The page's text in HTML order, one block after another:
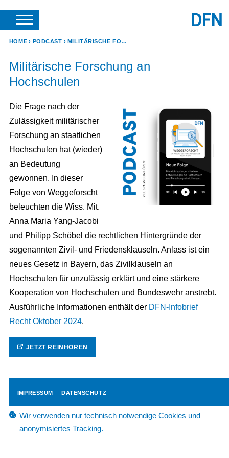
SUCHE ANFRAGEN & KONTAKT
HOME PODCAST MILITÄRISCHE FORSCHUNG AN HOCHSCHULEN
Militärische Forschung an
Hochschulen
Die Frage nach der
Zulässigkeit militärischer
Forschung an staatlichen
Hochschulen hat (wieder)
an Bedeutung
gewonnen. In dieser
Folge von Weggeforscht
beleuchten die Wiss. Mit.
Anna Maria Yang-Jacobi
und Philipp Schöbel die rechtlichen Hintergründe der
sogenannten Zivil- und Friedensklauseln. Anlass ist ein
neues Gesetz in Bayern, das Zivilklauseln an
Hochschulen für unzulässig erklärt und eine stärkere
Kooperation von Hochschulen und Bundeswehr anstrebt.
Ausführliche Informationen enthält der ⁠ DFN-Infobrief
Recht Oktober 2024⁠.
JETZT REINHÖREN
IMPRESSUM DATENSCHUTZ
Wir verwenden nur technisch notwendige Cookies und
anonymisiertes Tracking.